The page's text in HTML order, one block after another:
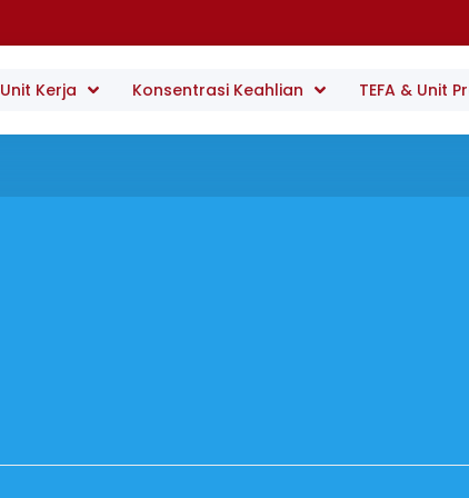
Unit Kerja Konsentrasi Keahlian TEFA & Unit